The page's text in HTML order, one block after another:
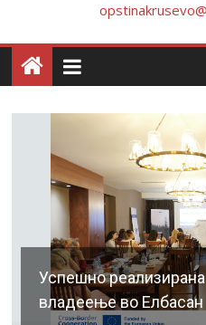
Успешно
владеење во Елбасан